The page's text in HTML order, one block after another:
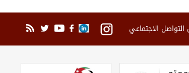
الاجتماعي